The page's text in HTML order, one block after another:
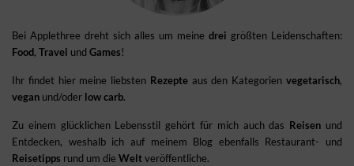
Bei Applethree dreht sich alles um meine drei größten Leidenschaften:
Food, Travel und Games!
Ihr findet hier meine liebsten Rezepteaus den Kategorienvegetarisch,
vegan und/oder low carb.
Zu einem glücklichen Lebensstil gehört für mich auch das Reisen und
Entdecken, weshalb ich auf meinem Blog ebenfalls Restaurant- und
Reisetipps rund um die Weltveröffentliche.